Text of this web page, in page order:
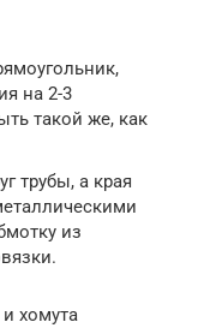
на 2-3
такой же, как
трубы, а края
из
хомута